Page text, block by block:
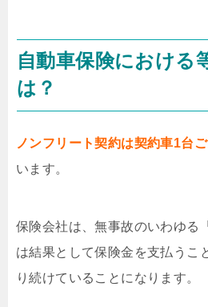
自動車保険における
は？
ノンフリート契約は契約車1台
います。
保険会社は、無事故のいわゆる
は結果として保険金を支払うこ
り続けていることになります。